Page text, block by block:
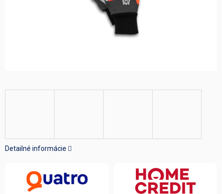
Detailné informácie